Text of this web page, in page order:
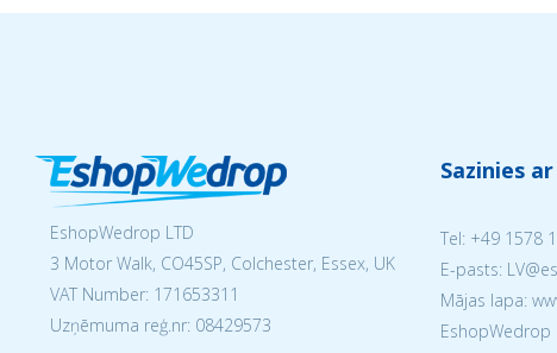
EshopWedrop LTD
3 Motor Walk, CO45SP, Colchester, Essex, UK
VAT Number: 171653311
Uzņēmuma reģ.nr: 08429573
Sazinies
Tel: +49 1578
E-pasts:
Mājas lapa:
EshopWedrop